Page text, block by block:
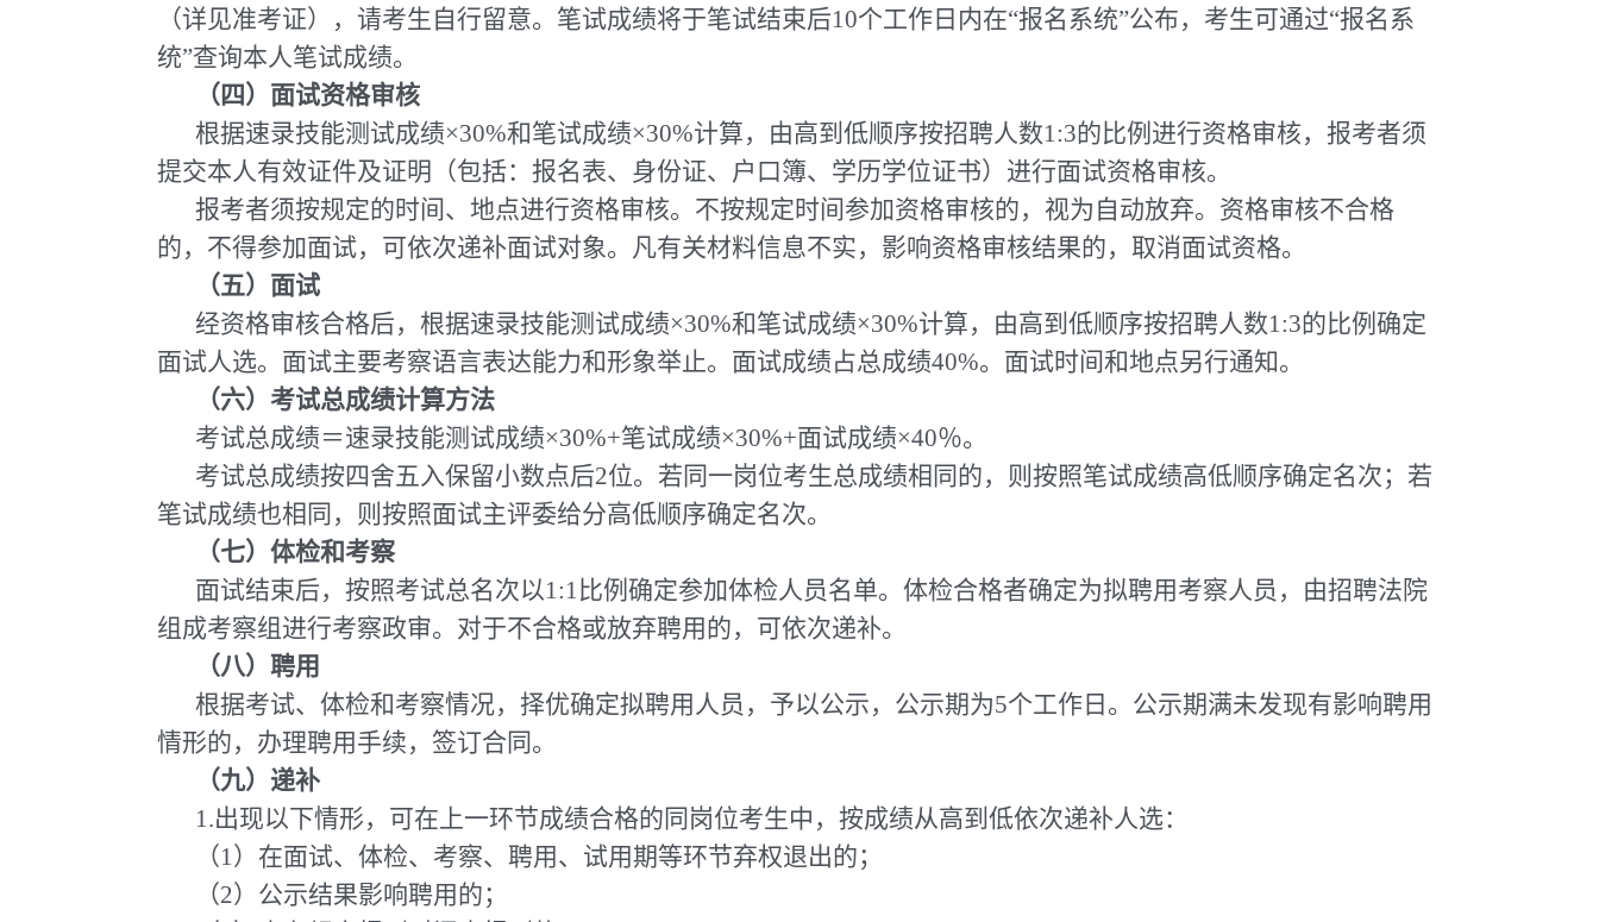
（详见准考证），请考生自行留意。笔试成绩将于笔试结束后10个工作日内在“报名系统”公布，考生可通过“报名系
统”查询本人笔试成绩。
（四） 面试资格审核
根据速录技能测试成绩×30%和笔试成绩×30%计算，由高到低顺序按招聘人数1:3的比例进行资格审核，报考者须
提交本人有效证件及证明（包括：报名表、身份证、户口簿、学历学位证书）进行面试资格审核。
报考者须按规定的时间、地点进行资格审核。不按规定时间参加资格审核的，视为自动放弃。资格审核不合格
的，不得参加面试，可依次递补面试对象。凡有关材料信息不实，影响资格审核结果的，取消面试资格。
（五）面试
经资格审核合格后，根据速录技能测试成绩×30%和笔试成绩×30%计算，由高到低顺序按招聘人数1:3的比例确定
面试人选。面试主要考察语言表达能力和形象举止。面试成绩占总成绩40%。面试时间和地点另行通知。
（六） 考试总成绩计算方法
考试总成绩＝速录技能测试成绩×30%+笔试成绩×30%+面试成绩×40％。
考试总成绩按四舍五入保留小数点后2位。若同一岗位考生总成绩相同的，则按照笔试成绩高低顺序确定名次；若
笔试成绩也相同，则按照面试主评委给分高低顺序确定名次。
（七）体检和考察
面试结束后，按照考试总名次以1:1比例确定参加体检人员名单。体检合格者确定为拟聘用考察人员，由招聘法院
组成考察组进行考察政审。对于不合格或放弃聘用的，可依次递补。
（八）聘用
根据考试、体检和考察情况，择优确定拟聘用人员，予以公示，公示期为5个工作日。公示期满未发现有影响聘用
情形的，办理聘用手续，签订合同。
（九）递补
1.出现以下情形，可在上一环节成绩合格的同岗位考生中，按成绩从高到低依次递补人选：
（1）在面试、体检、考察、聘用、试用期等环节弃权退出的；
（2）公示结果影响聘用的；